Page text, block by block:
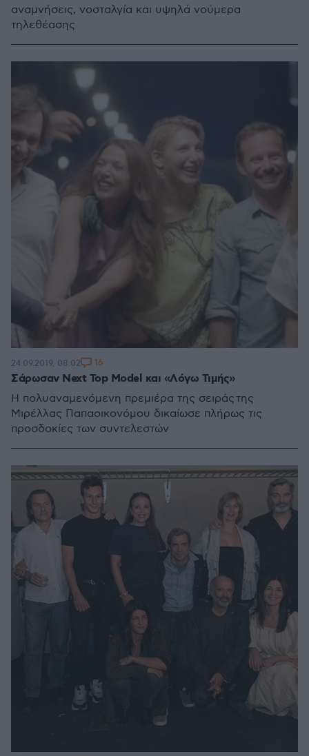
αναμνήσεις, νοσταλγία και υψηλά νούμερα
τηλεθέασης
Σάρωσαν Next Top Model και «Λόγω Τιμής»
Η πολυαναμενόμενη πρεμιέρα της σειράς της
Μιρέλλας Παπαοικονόμου δικαίωσε πλήρως τις
προσδοκίες των συντελεστών
24.09.2019, 08:02 16